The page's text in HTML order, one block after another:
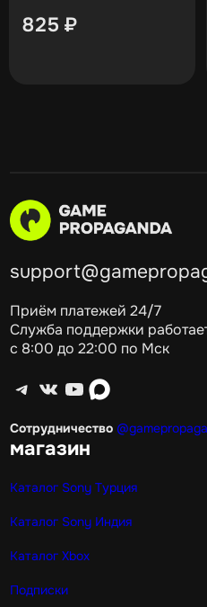
825 ₽
Приём платежей 24/7
Служба поддержки
с 8:00 до 22:00 по Мск
Telegram ВКонтакте YouTube max
Сотрудничество
магазин
Каталог Sony Турция
Каталог Sony Индия
Каталог Xbox
Подписки